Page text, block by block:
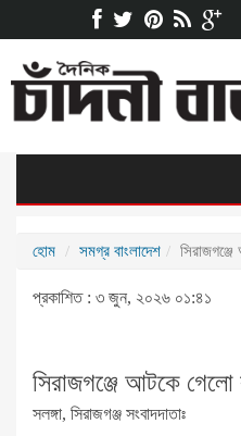
হোম সমগ্র বাংলাদেশ
প্রকাশিত : ৩ জুন, ২০২৬ ০১:৪১
সিরাজগঞ্জে আটকে গেলো
সলঙ্গা, সিরাজগঞ্জ সংবাদদাতাঃ